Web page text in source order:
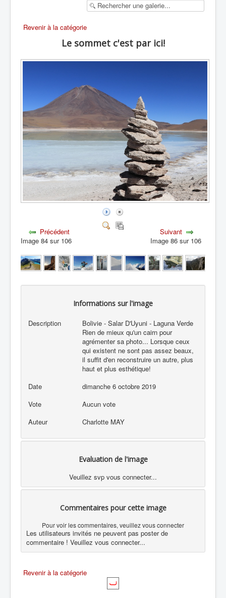
Revenir à la catégorie
Le sommet c'est par ici!
Précédent
Image 84 sur 106
Suivant
Image 86 sur 106
Informations sur l'image
Description
Bolivie - Salar D'Uyuni - Laguna Verde
Rien de mieux qu'un cairn pour
agrémenter sa photo... Lorsque ceux
qui existent ne sont pas assez beaux,
il suffit d'en reconstruire un autre, plus
haut et plus esthétique!
Date
dimanche 6 octobre 2019
Vote
Aucun vote
Auteur
Charlotte MAY
Evaluation de l'image
Veuillez svp vous connecter...
Commentaires pour cette image
Pour voir les commentaires, veuillez vous connecter
Les utilisateurs invités ne peuvent pas poster de
commentaire ! Veuillez vous connecter...
Revenir à la catégorie